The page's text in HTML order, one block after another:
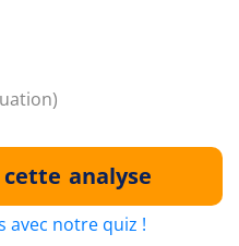
analyse
avec notre quiz !